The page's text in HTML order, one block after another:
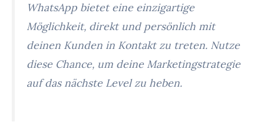
WhatsApp bietet eine einzigartige
Möglichkeit, direkt und persönlich mit
deinen Kunden in Kontakt zu treten. Nutze
diese Chance, um deine Marketingstrategie
auf das nächste Level zu heben.